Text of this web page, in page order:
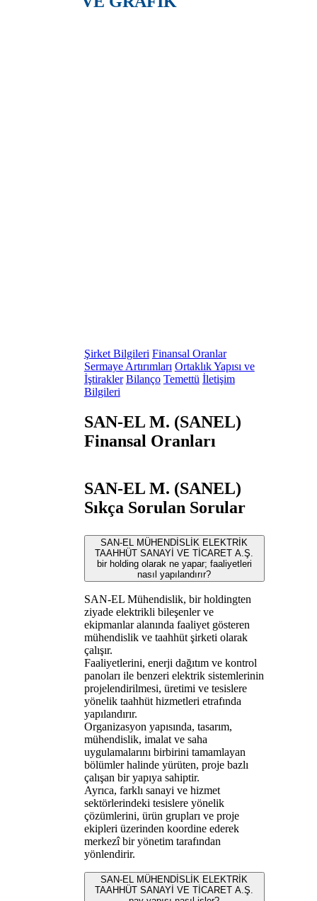
Şirket Bilgileri Finansal Oranlar
Sermaye Artırımları Ortaklık Yapısı ve
İştirakler Bilanço Temettü İletişim
Bilgileri
SAN-EL M. (SANEL)
Finansal Oranları
SAN-EL M. (SANEL)
Sıkça Sorulan Sorular
SAN-EL MÜHENDİSLİK ELEKTRİK
TAAHHÜT SANAYİ VE TİCARET A.Ş.
bir holding olarak ne yapar; faaliyetleri
nasıl yapılandırır?
SAN-EL Mühendislik, bir holdingten
ziyade elektrikli bileşenler ve
ekipmanlar alanında faaliyet gösteren
mühendislik ve taahhüt şirketi olarak
çalışır.
Faaliyetlerini, enerji dağıtım ve kontrol
panoları ile benzeri elektrik sistemlerinin
projelendirilmesi, üretimi ve tesislere
yönelik taahhüt hizmetleri etrafında
yapılandırır.
Organizasyon yapısında, tasarım,
mühendislik, imalat ve saha
uygulamalarını birbirini tamamlayan
bölümler halinde yürüten, proje bazlı
çalışan bir yapıya sahiptir.
Ayrıca, farklı sanayi ve hizmet
sektörlerindeki tesislere yönelik
çözümlerini, ürün grupları ve proje
ekipleri üzerinden koordine ederek
merkezî bir yönetim tarafından
yönlendirir.
SAN-EL MÜHENDİSLİK ELEKTRİK
TAAHHÜT SANAYİ VE TİCARET A.Ş.